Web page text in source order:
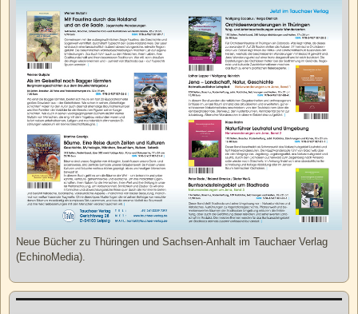
Neue Bücher zu Thüringen und Sachsen-Anhalt im Tauchaer Verlag
(EchinoMedia).